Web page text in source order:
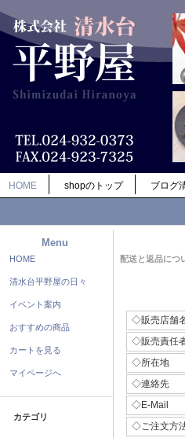
HOME shopのトップ ブログ
Menu
HOME
清水台平野屋の日々
イベント案内
おすすめの商品
カートを見る
マイページへ
カテゴリ
配送と返品につ
◇販売店舗
◇販売責任
◇所在地
◇連絡先
◇E-Mail
◇ご注文方